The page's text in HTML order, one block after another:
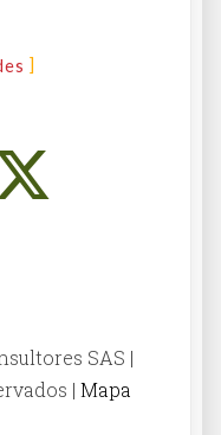
SAS |
| Mapa